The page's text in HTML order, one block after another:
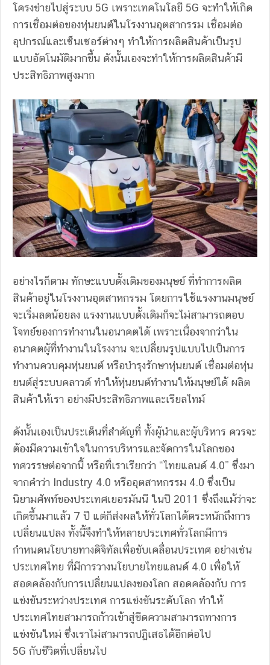
โครงข่ายไปสู่ระบบ 5G เพราะเทคโนโลยี 5G จะทำให้เกิด
การเชื่อมต่อของหุ่นยนต์ในโรงงานอุตสากรรม เชื่อมต่อ
อุปกรณ์และเซ็นเซอร์ต่างๆ ทำให้การผลิตสินค้าเป็นรูป
แบบอัตโนมัติมากขึ้น ดังนั้นเองจะทำให้การผลิตสินค้ามี
ประสิทธิภาพสูงมาก
อย่างไรก็ตาม ทักษะแบบดั้งเดิมของมนุษย์ ที่ทำการผลิต
สินค้าอยู่ในโรงงานอุตสาหกรรม โดยการใช้แรงงานมนุษย์
จะเริ่มลดน้อยลง แรงงานแบบดั้งเดิมก็จะไม่สามารถตอบ
โจทย์ของการทำงานในอนาคตได้ เพราะเนื่องจากว่าใน
อนาคตผู้ที่ทำงานในโรงงาน จะเปลี่ยนรูปแบบไปเป็นการ
ทำงานควบคุมหุ่นยนต์ หรือบำรุงรักษาหุ่นยนต์ เชื่อมต่อหุ่น
ยนต์สู่ระบบคลาวด์ ทำให้หุ่นยนต์ทำงานให้มนุษย์ได้ ผลิต
สินค้าให้เรา อย่างมีประสิทธิภาพและเรียลไทม์
ดังนั้นเองเป็นประเด็นที่สำคัญที่ ทั้งผู้นำและผู้บริหาร ควรจะ
ต้องมีความเข้าใจในการบริหารและจัดการในโลกของ
ทศวรรษต่อจากนี้ หรือที่เราเรียกว่า “ไทยแลนด์ 4.0” ซึ่งมา
จากคำว่า Industry 4.0 หรืออุตสาหกรรม 4.0 ซึ่งเป็น
นิยามศัพท์ของประเทศเยอรมันนี ในปี 2011 ซึ่งถึงแม้ว่าจะ
เกิดขึ้นมาแล้ว 7 ปี แต่ก็ส่งผลให้ทั่วโลกได้ตระหนักถึงการ
เปลี่ยนแปลง ทั้งนี้จึงทำให้หลายประเทศทั่วโลกมีการ
กำหนดนโยบายทางดิจิทัลเพื่อขับเคลื่อนประเทศ อย่างเช่น
ประเทศไทย ที่มีการวางนโยบายไทยแลนด์ 4.0 เพื่อให้
สอดคล้องกับการเปลี่ยนแปลงของโลก สอดคล้องกับ การ
แข่งขันระหว่างประเทศ การแข่งขันระดับโลก ทำให้
ประเทศไทยสามารถก้าวเข้าสู่ขีดความสามารถทางการ
แข่งขันใหม่ ซึ่งเราไม่สามารถปฏิเสธได้อีกต่อไป
5G กับชีวิตที่เปลี่ยนไป